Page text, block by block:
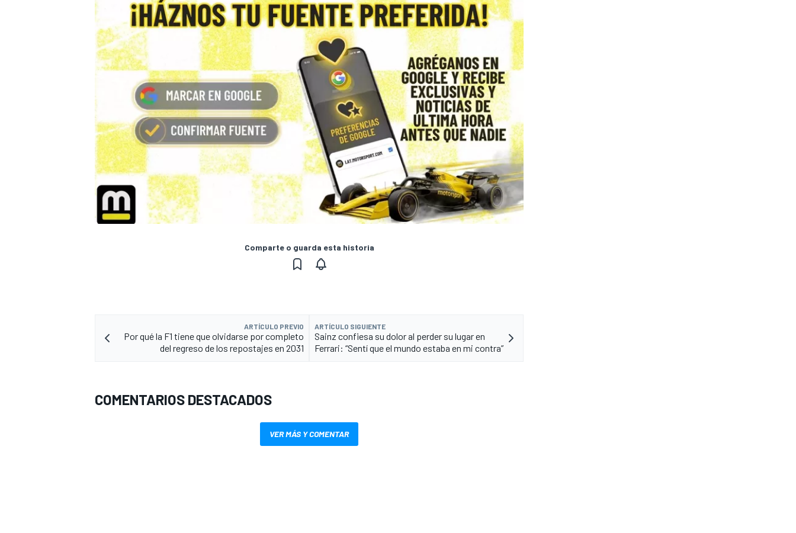
Comparte o guarda esta historia
ARTÍCULO PREVIO
Por qué la F1 tiene que olvidarse por completo
del regreso de los repostajes en 2031
ARTÍCULO SIGUIENTE
Sainz confiesa su dolor al perder su lugar en
Ferrari: “Sentí que el mundo estaba en mi contra”
COMENTARIOS DESTACADOS
VER MÁS Y COMENTAR